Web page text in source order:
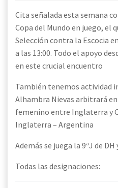
Cita señalada esta semana
Copa del Mundo en juego, el
Selección contra la Escocia
a las 13:00. Todo el apoyo
en este crucial encuentro
También tenemos actividad
Alhambra Nievas arbitrará
femenino entre Inglaterra y
Inglaterra – Argentina
Además se juega la 9ªJ de DH
Todas las designaciones: